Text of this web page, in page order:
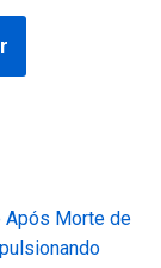
Após Morte de